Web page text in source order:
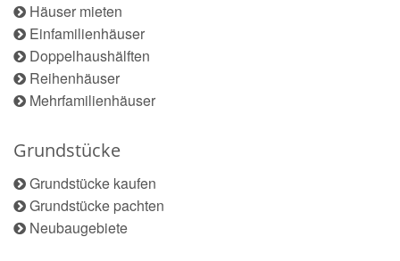
Häuser mieten
Einfamilienhäuser
Doppelhaushälften
Reihenhäuser
Mehrfamilienhäuser
Grundstücke
Grundstücke kaufen
Grundstücke pachten
Neubaugebiete